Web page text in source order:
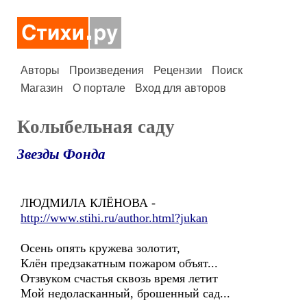
Авторы Произведения Рецензии
Поиск
Магазин
О портале Вход для авторов
Колыбельная саду
Звезды Фонда
ЛЮДМИЛА КЛЁНОВА -
http://www.stihi.ru/author.html?jukan
Осень опять кружева золотит,
Клён предзакатным пожаром объят...
Отзвуком счастья сквозь время летит
Мой недоласканный, брошенный сад...